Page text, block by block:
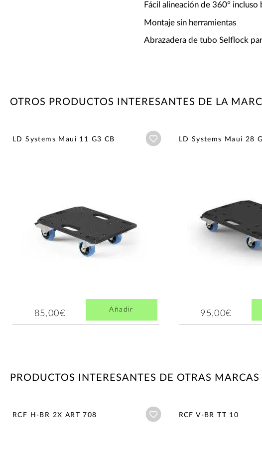
Fácil alineación de 360° incluso
Montaje sin herramientas
Abrazadera de tubo Selflock
OTROS PRODUCTOS INTERESANTES DE LA
LD Systems Maui 11 G3 CB Añadir a wishlist
85,00€ Añadir
LD Systems Maui 28
95,00€
PRODUCTOS INTERESANTES DE OTRAS MARCAS
RCF H-BR 2X ART 708 Añadir a wishlist
RCF V-BR TT 10